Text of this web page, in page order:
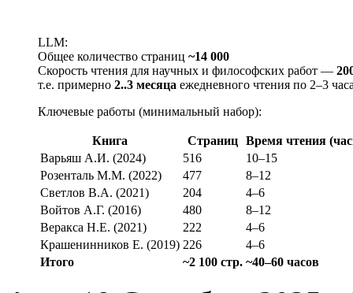
LLM:
Общее количество страниц ~14 000
Скорость чтения для научных и философских работ —
т.е. примерно 2..3 месяца ежедневного чтения по 2–3
Ключевые работы (минимальный набор):
Книга Страниц Время чтения
Варьяш А.И. (2024)
516
10–15
Розенталь М.М. (2022)
477
8–12
Светлов В.А. (2021)
204
4–6
Войтов А.Г. (2016)
480
8–12
Веракса Н.Е. (2021)
222
4–6
Крашенинников Е. (2019) 226
4–6
Итого
~2 100 стр. ~40–60 часов